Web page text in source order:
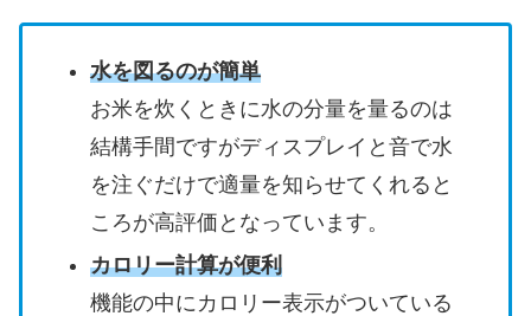
水を図るのが簡単
お米を炊くときに水の分量を量るのは
結構手間ですがディスプレイと音で水
を注ぐだけで適量を知らせてくれると
ころが高評価となっています。
カロリー計算が便利
機能の中にカロリー表示がついている